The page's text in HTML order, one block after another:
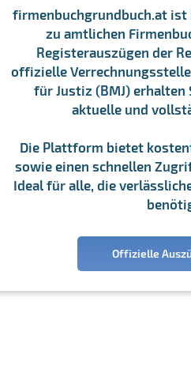
firmenbuchgrundbuch.at
zu amtlichen
Registerauszügen der
offizielle
für Justiz (BMJ) erhalten
aktuelle und
Die Plattform bietet
sowie einen schnellen
Ideal für alle, die
Offizielle